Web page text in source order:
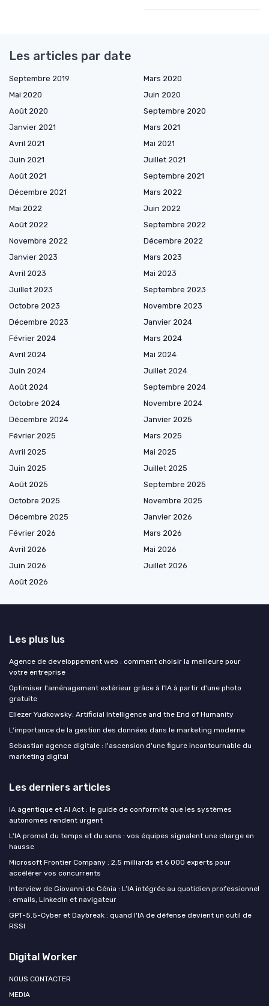
Les articles par date
Septembre 2019
Mars 2020
Mai 2020
Juin 2020
Août 2020
Septembre 2020
Janvier 2021
Mars 2021
Avril 2021
Mai 2021
Juin 2021
Juillet 2021
Août 2021
Septembre 2021
Décembre 2021
Mars 2022
Mai 2022
Juin 2022
Août 2022
Septembre 2022
Novembre 2022
Décembre 2022
Janvier 2023
Mars 2023
Avril 2023
Mai 2023
Juillet 2023
Septembre 2023
Octobre 2023
Novembre 2023
Décembre 2023
Janvier 2024
Février 2024
Mars 2024
Avril 2024
Mai 2024
Juin 2024
Juillet 2024
Août 2024
Septembre 2024
Octobre 2024
Novembre 2024
Décembre 2024
Janvier 2025
Février 2025
Mars 2025
Avril 2025
Mai 2025
Juin 2025
Juillet 2025
Août 2025
Septembre 2025
Octobre 2025
Novembre 2025
Décembre 2025
Janvier 2026
Février 2026
Mars 2026
Avril 2026
Mai 2026
Juin 2026
Juillet 2026
Août 2026
Les plus lus
Agence de developpement web : comment choisir la meilleure pour
votre entreprise
Optimiser l'aménagement extérieur grâce à l'IA à partir d'une photo
gratuite
Eliezer Yudkowsky: Artificial Intelligence and the End of Humanity
L'importance de la gestion des données dans le marketing moderne
Sebastian agence digitale : l'ascension d'une figure incontournable du
marketing digital
Les derniers articles
IA agentique et AI Act : le guide de conformité que les systèmes
autonomes rendent urgent
L'IA promet du temps et du sens : vos équipes signalent une charge en
hausse
Microsoft Frontier Company : 2,5 milliards et 6 000 experts pour
accélérer vos concurrents
Interview de Giovanni de Génia : L’IA intégrée au quotidien professionnel
: emails, LinkedIn et navigateur
GPT-5.5-Cyber et Daybreak : quand l'IA de défense devient un outil de
RSSI
Digital Worker
NOUS CONTACTER
MEDIA